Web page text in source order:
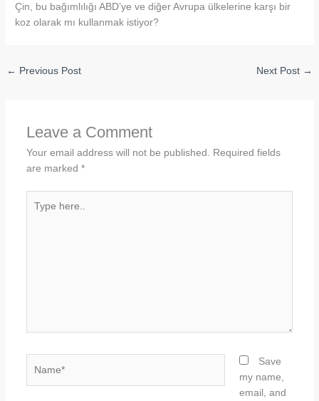
Çin, bu bağımlılığı ABD’ye ve diğer Avrupa ülkelerine karşı bir
koz olarak mı kullanmak istiyor?
← Previous Post Next Post →
Leave a Comment
Your email address will not be published.
Required fields
are marked *
here..
Save
my name,
email, and